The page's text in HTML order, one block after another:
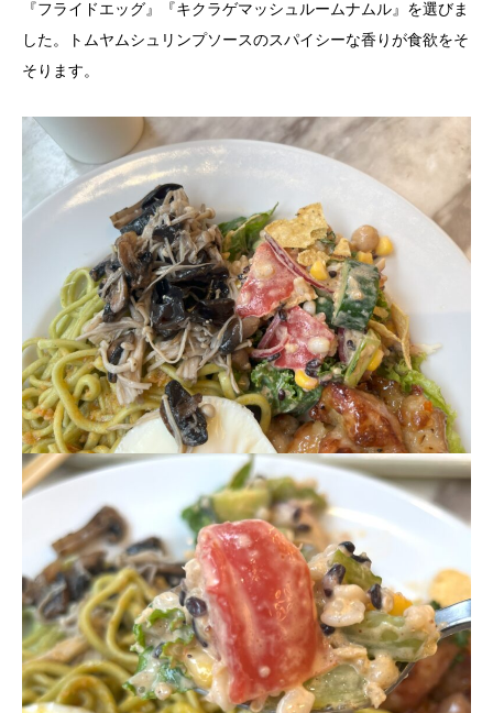
『フライドエッグ』『キクラゲマッシュルームナムル』を選びま
した。トムヤムシュリンプソースのスパイシーな香りが食欲をそ
そります。